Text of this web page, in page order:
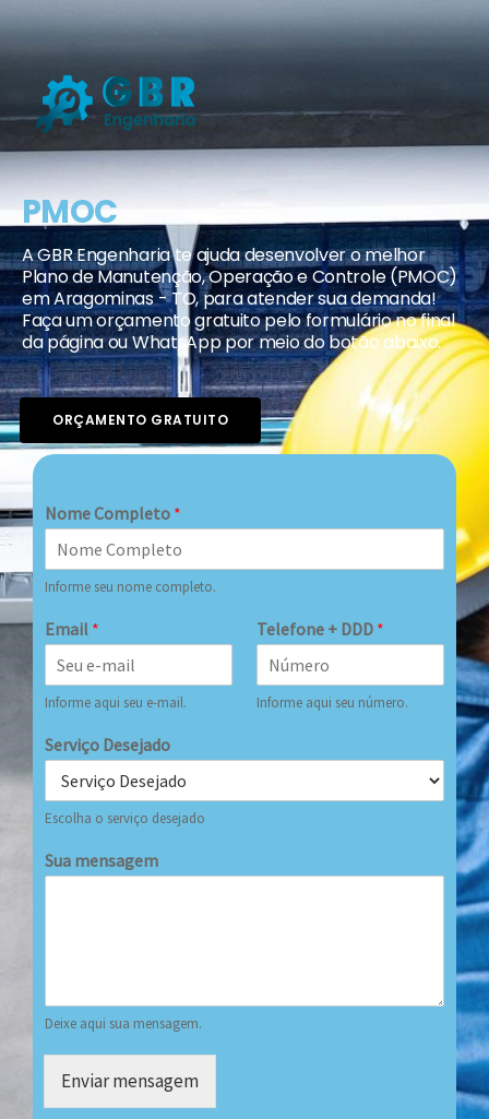
PMOC
A GBR Engenharia te ajuda desenvolver o melhor
Plano de Manutenção, Operação e Controle (PMOC)
em Aragominas - TO, para atender sua demanda!
Faça um orçamento gratuito pelo formulário no final
da página ou WhatsApp por meio do botão abaixo.
ORÇAMENTO GRATUITO
Nome Completo *
Informe seu nome completo.
Email *
Informe aqui seu e-mail.
Telefone + DDD *
Informe aqui seu número.
Serviço Desejado
Escolha o serviço desejado
Sua mensagem
Deixe aqui sua mensagem.
Enviar mensagem